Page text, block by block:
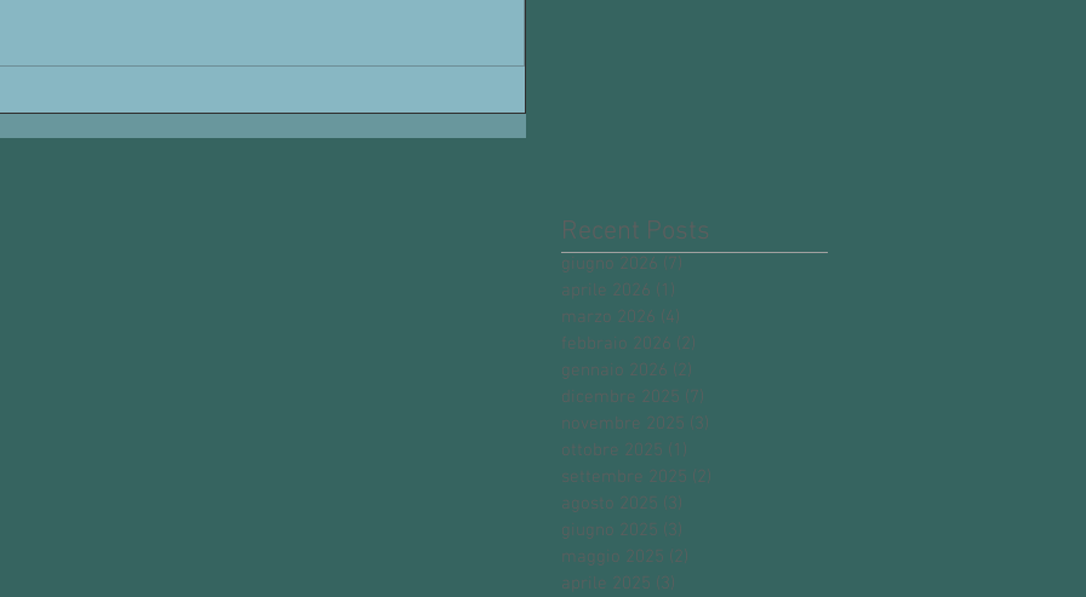
Recent Posts
giugno 2026 (7)
aprile 2026 (1)
marzo 2026 (4)
febbraio 2026 (2)
gennaio 2026 (2)
dicembre 2025 (7)
novembre 2025 (3)
ottobre 2025 (1)
settembre 2025 (2)
agosto 2025 (3)
giugno 2025 (3)
maggio 2025 (2)
aprile 2025 (3)